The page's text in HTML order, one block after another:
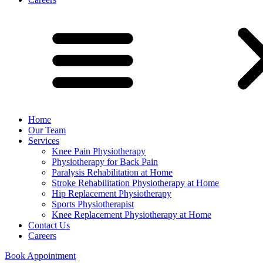
Home
Our Team
Services
Knee Pain Physiotherapy
Physiotherapy for Back Pain
Paralysis Rehabilitation at Home
Stroke Rehabilitation Physiotherapy at Home
Hip Replacement Physiotherapy
Sports Physiotherapist
Knee Replacement Physiotherapy at Home
Contact Us
Careers
Book Appointment